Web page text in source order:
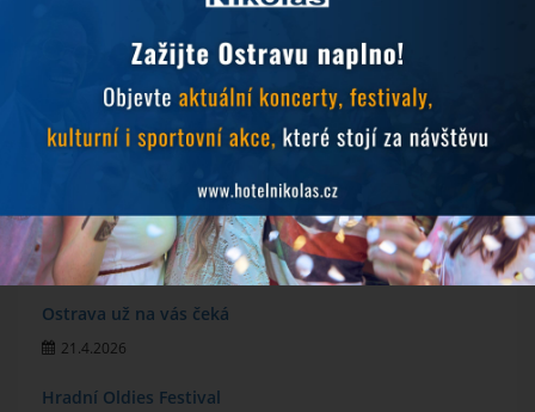
Prodlužujeme snídaně během hudebních festivalů
10.6.2026
MichalFest 2026
Zlatá tretra 2026
28.4.2026
Ostrava už na vás čeká
21.4.2026
Hradní Oldies Festival